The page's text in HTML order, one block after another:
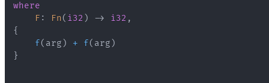
where
F : Fn( i32 ) -> i32 ,
{
f( arg ) + f( arg )
}